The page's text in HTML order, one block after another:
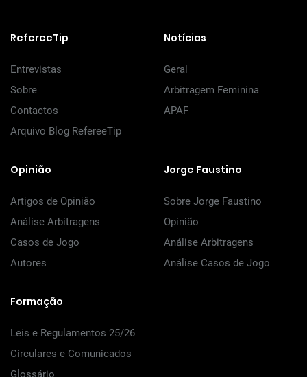
RefereeTip
Entrevistas
Sobre
Contactos
Arquivo Blog RefereeTip
Notícias
Geral
Arbitragem Feminina
APAF
Opinião
Artigos de Opinião
Análise Arbitragens
Casos de Jogo
Autores
Jorge Faustino
Sobre Jorge Faustino
Opinião
Análise Arbitragens
Análise Casos de Jogo
Formação
Leis e Regulamentos 25/26
Circulares e Comunicados
Glossário